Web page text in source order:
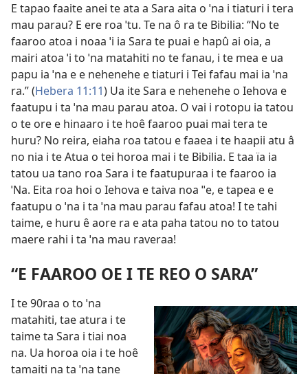
E tapao faaite anei te ata a Sara aita o ˈna i tiaturi i tera
mau parau? E ere roa ˈtu. Te na ô ra te Bibilia: “No te
faaroo atoa i noaa ˈi ia Sara te puai e hapû ai oia, a
mairi atoa ˈi to ˈna matahiti no te fanau, i te mea e ua
papu ia ˈna e e nehenehe e tiaturi i Tei fafau mai ia ˈna
ra.” (Hebera 11:11) Ua ite Sara e nehenehe o Iehova e
faatupu i ta ˈna mau parau atoa. O vai i rotopu ia tatou
o te ore e hinaaro i te hoê faaroo puai mai tera te
huru? No reira, eiaha roa tatou e faaea i te haapii atu â
no nia i te Atua o tei horoa mai i te Bibilia. E taa ïa ia
tatou ua tano roa Sara i te faatupuraa i te faaroo ia
ˈNa. Eita roa hoi o Iehova e taiva noa ˈˈe, e tapea e e
faatupu o ˈna i ta ˈna mau parau fafau atoa! I te tahi
taime, e huru ê aore ra e ata paha tatou no to tatou
maere rahi i ta ˈna mau raveraa!
“E FAAROO OE I TE REO O SARA”
I te 90raa o to ˈna
matahiti, tae atura i te
taime ta Sara i tiai noa
na. Ua horoa oia i te hoê
tamaiti na ta ˈna tane